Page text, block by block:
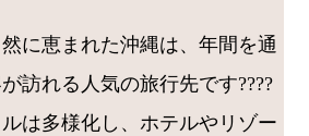
に恵まれた沖縄は、年間を通
訪れる人気の旅行先です????
は多様化し、ホテルやリゾー